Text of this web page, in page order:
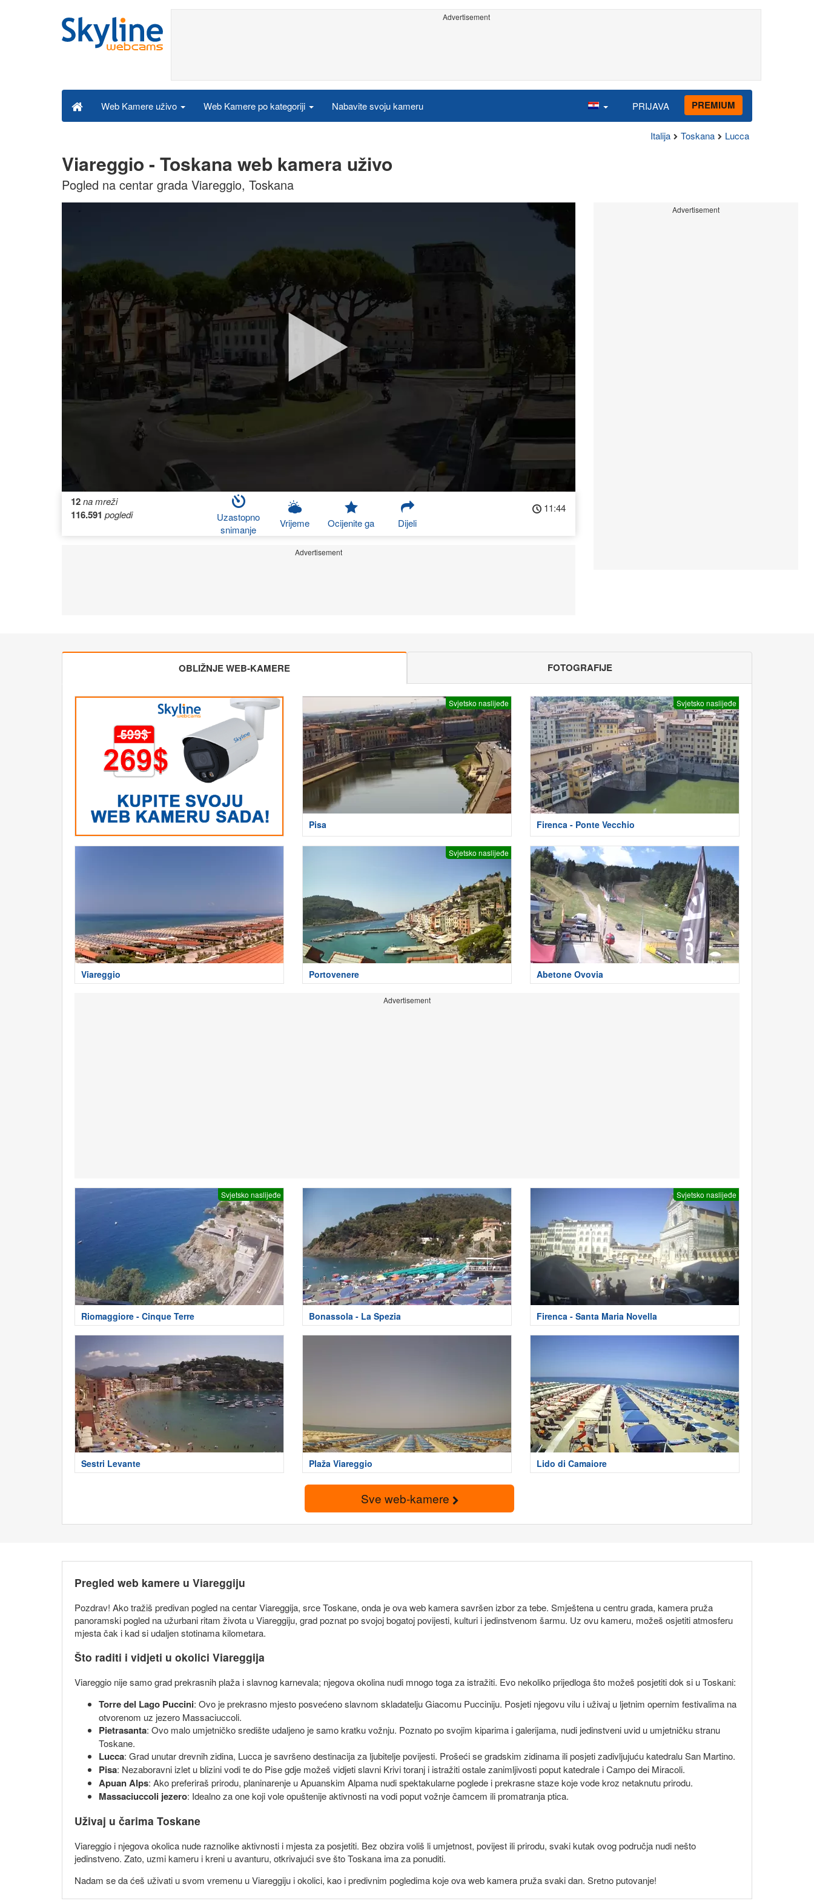
Advertisement
Web Kamere uživo Web Kamere po kategoriji Nabavite svoju kameru PRIJAVA PREMIUM
Italija Toskana Lucca
Viareggio - Toskana web kamera uživo
Pogled na centar grada Viareggio, Toskana
12na mreži
116.591 pogledi
Uzastopno
snimanje
Vrijeme Ocijenite ga Dijeli
11:44
Advertisement
Advertisement
OBLIŽNJE WEB-KAMERE FOTOGRAFIJE
Svjetsko naslijeđe
Pisa
Svjetsko naslijeđe
Firenca - Ponte Vecchio
Viareggio
Svjetsko naslijeđe
Portovenere Abetone Ovovia
Advertisement
Svjetsko naslijeđe
Riomaggiore - Cinque Terre Bonassola - La Spezia
Svjetsko naslijeđe
Firenca - Santa Maria Novella
Sestri Levante Plaža Viareggio Lido di Camaiore
Sve web-kamere
Pregled web kamere u Viareggiju
Pozdrav! Ako tražiš predivan pogled na centar Viareggija, srce Toskane, onda je ova web kamera savršen izbor za tebe. Smještena u centru grada, kamera pruža
panoramski pogled na užurbani ritam života u Viareggiju, grad poznat po svojoj bogatoj povijesti, kulturi i jedinstvenom šarmu. Uz ovu kameru, možeš osjetiti atmosferu
mjesta čak i kad si udaljen stotinama kilometara.
Što raditi i vidjeti u okolici Viareggija
Viareggio nije samo grad prekrasnih plaža i slavnog karnevala; njegova okolina nudi mnogo toga za istražiti. Evo nekoliko prijedloga što možeš posjetiti dok si u Toskani:
Torre del Lago Puccini: Ovo je prekrasno mjesto posvećeno slavnom skladatelju Giacomu Pucciniju. Posjeti njegovu vilu i uživaj u ljetnim opernim festivalima na
otvorenom uz jezero Massaciuccoli.
Pietrasanta: Ovo malo umjetničko središte udaljeno je samo kratku vožnju. Poznato po svojim kiparima i galerijama, nudi jedinstveni uvid u umjetničku stranu
Toskane.
Lucca: Grad unutar drevnih zidina, Lucca je savršeno destinacija za ljubitelje povijesti. Prošeći se gradskim zidinama ili posjeti zadivljujuću katedralu San Martino.
Pisa: Nezaboravni izlet u blizini vodi te do Pise gdje možeš vidjeti slavni Krivi toranj i istražiti ostale zanimljivosti poput katedrale i Campo dei Miracoli.
Apuan Alps: Ako preferiraš prirodu, planinarenje u Apuanskim Alpama nudi spektakularne poglede i prekrasne staze koje vode kroz netaknutu prirodu.
Massaciuccoli jezero: Idealno za one koji vole opuštenije aktivnosti na vodi poput vožnje čamcem ili promatranja ptica.
Uživaj u čarima Toskane
Viareggio i njegova okolica nude raznolike aktivnosti i mjesta za posjetiti. Bez obzira voliš li umjetnost, povijest ili prirodu, svaki kutak ovog područja nudi nešto
jedinstveno. Zato, uzmi kameru i kreni u avanturu, otkrivajući sve što Toskana ima za ponuditi.
Nadam se da ćeš uživati u svom vremenu u Viareggiju i okolici, kao i predivnim pogledima koje ova web kamera pruža svaki dan. Sretno putovanje!